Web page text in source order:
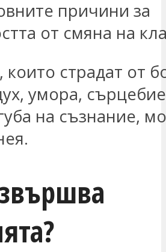
причини за
от смяна на
страдат от
умора,
на съзнание,